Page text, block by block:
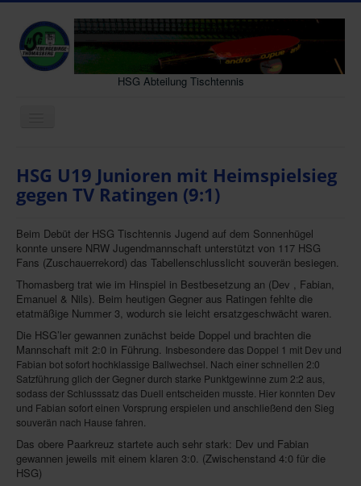
HSG Abteilung Tischtennis
Senioren
Vereinsleben
Gastmannschaft
Interessenten
Archiv
Kontakt
Impressum
Datenschutz
HSG U19 Junioren mit Heimspielsieg
gegen TV Ratingen (9:1)
Beim Debüt der HSG Tischtennis Jugend auf dem Sonnenhügel
konnte unsere NRW Jugendmannschaft unterstützt von 117 HSG
Fans (Zuschauerrekord) das Tabellenschlusslicht souverän besiegen.
Thomasberg trat wie im Hinspiel in Bestbesetzung an (Dev , Fabian,
Emanuel & Nils). Beim heutigen Gegner aus Ratingen fehlte die
etatmäßige Nummer 3, wodurch sie leicht ersatzgeschwächt waren.
Die HSG’ler gewannen zunächst beide Doppel und brachten die
Mannschaft mit 2:0 in Führung. Insbesondere das Doppel 1 mit Dev und
Fabian bot sofort hochklassige Ballwechsel. Nach einer schnellen 2:0
Satzführung glich der Gegner durch starke Punktgewinne zum 2:2 aus,
sodass der Schlusssatz das Duell entscheiden musste. Hier konnten Dev
und Fabian sofort einen Vorsprung erspielen und anschließend den Sieg
souverän nach Hause fahren.
Das obere Paarkreuz startete auch sehr stark: Dev und Fabian
gewannen jeweils mit einem klaren 3:0. (Zwischenstand 4:0 für die
HSG)